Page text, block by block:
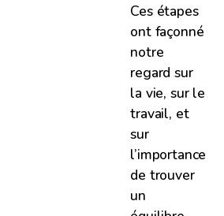
Ces étapes
ont façonné
notre
regard sur
la vie, sur le
travail, et
sur
l’importance
de trouver
un